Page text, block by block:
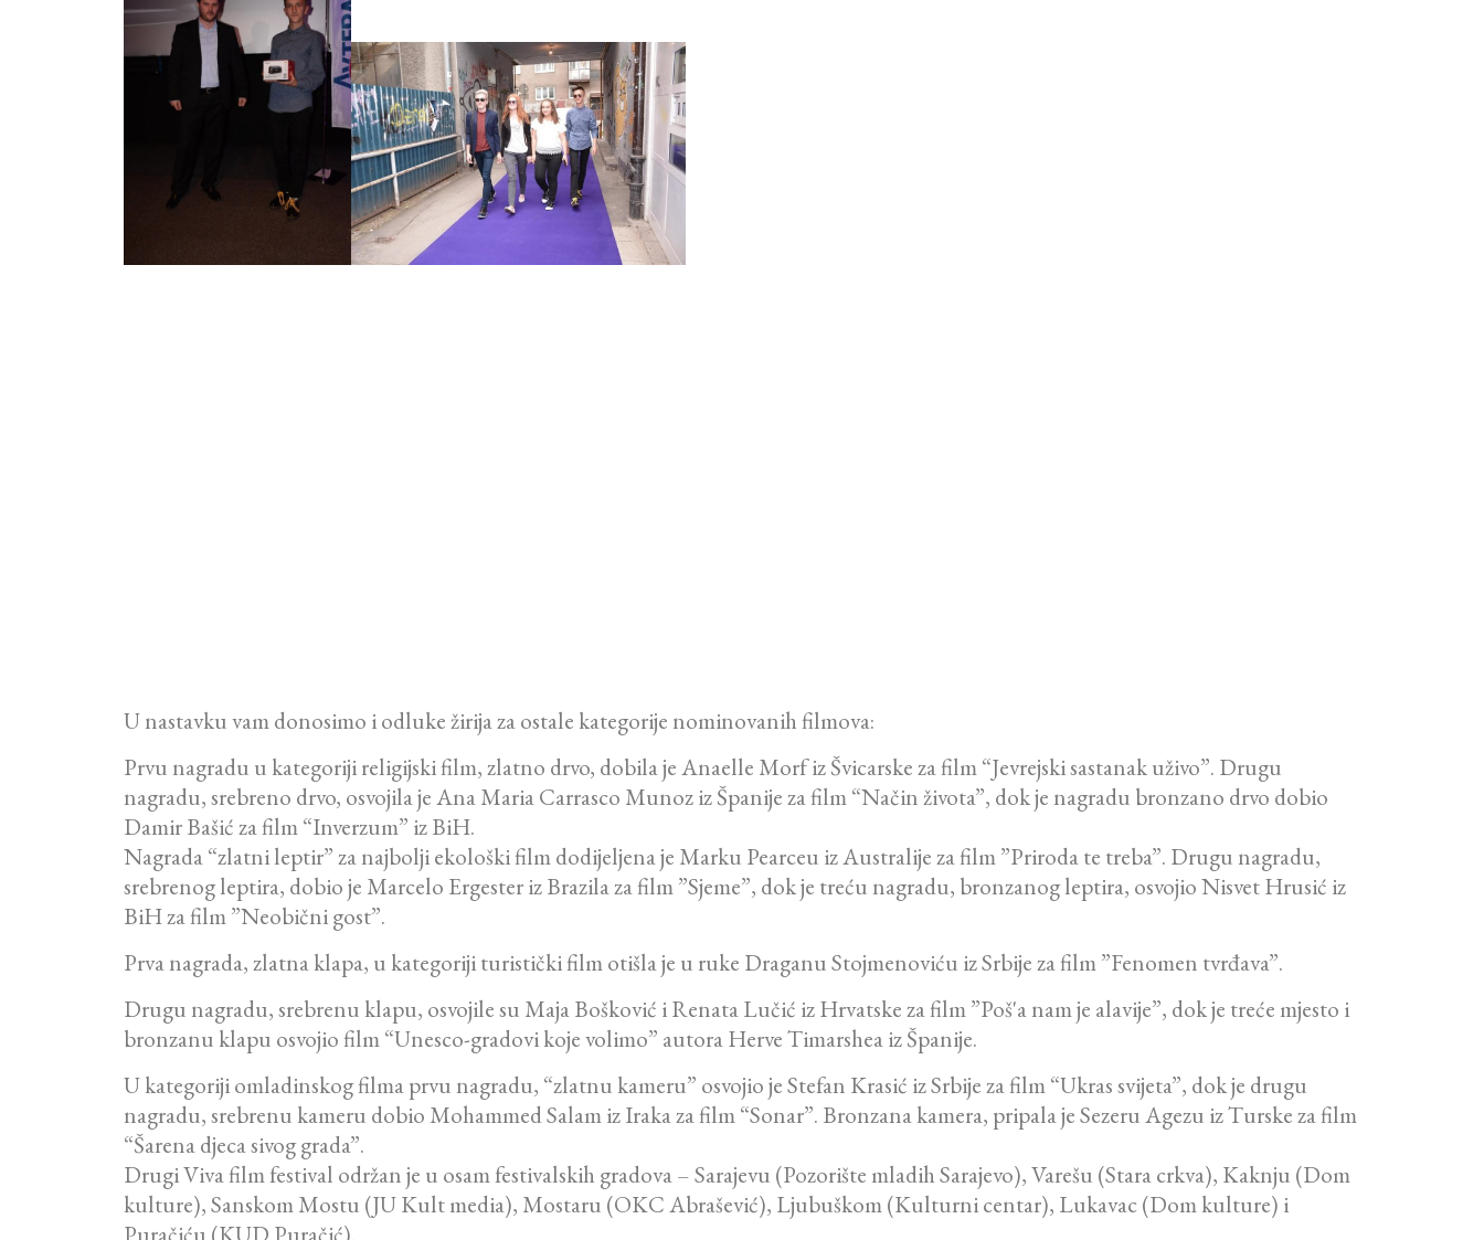
U nastavku vam donosimo i odluke žirija za ostale kategorije nominovanih filmova:
Prvu nagradu u kategoriji religijski film, zlatno drvo, dobila je Anaelle Morf iz Švicarske za film “Jevrejski sastanak uživo”. Drugu
nagradu, srebreno drvo, osvojila je Ana Maria Carrasco Munoz iz Španije za film “Način života”, dok je nagradu bronzano drvo dobio
Damir Bašić za film “Inverzum” iz BiH.
Nagrada “zlatni leptir” za najbolji ekološki film dodijeljena je Marku Pearceu iz Australije za film ”Priroda te treba”. Drugu nagradu,
srebrenog leptira, dobio je Marcelo Ergester iz Brazila za film ”Sjeme”, dok je treću nagradu, bronzanog leptira, osvojio Nisvet Hrusić iz
BiH za film ”Neobični gost”.
Prva nagrada, zlatna klapa, u kategoriji turistički film otišla je u ruke Draganu Stojmenoviću iz Srbije za film ”Fenomen tvrđava”.
Drugu nagradu, srebrenu klapu, osvojile su Maja Bošković i Renata Lučić iz Hrvatske za film ”Poš'a nam je alavije”, dok je treće mjesto i
bronzanu klapu osvojio film “Unesco-gradovi koje volimo” autora Herve Timarshea iz Španije.
U kategoriji omladinskog filma prvu nagradu, “zlatnu kameru” osvojio je Stefan Krasić iz Srbije za film “Ukras svijeta”, dok je drugu
nagradu, srebrenu kameru dobio Mohammed Salam iz Iraka za film “Sonar”. Bronzana kamera, pripala je Sezeru Agezu iz Turske za film
“Šarena djeca sivog grada”.
Drugi Viva film festival održan je u osam festivalskih gradova – Sarajevu (Pozorište mladih Sarajevo), Varešu (Stara crkva), Kaknju (Dom
kulture), Sanskom Mostu (JU Kult media), Mostaru (OKC Abrašević), Ljubuškom (Kulturni centar), Lukavac (Dom kulture) i
Puračiću (KUD Puračić).